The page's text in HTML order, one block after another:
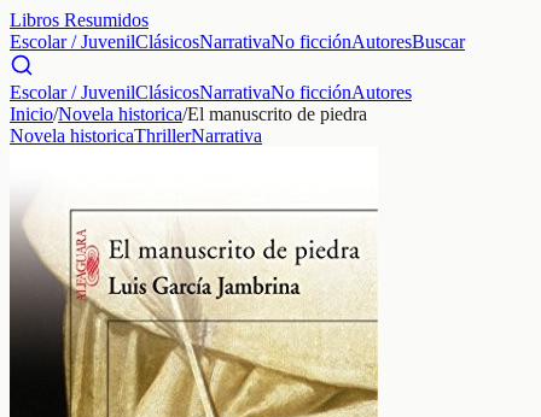
Libros Resumidos
Escolar / JuvenilClásicosNarrativaNo ficciónAutoresBuscar
Escolar / JuvenilClásicosNarrativaNo ficciónAutores
Inicio/Novela historica/El manuscrito de piedra
Novela historicaThrillerNarrativa